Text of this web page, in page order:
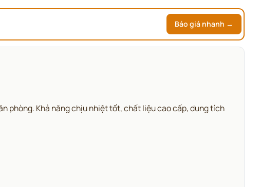
Báo giá nhanh →
phòng. Khả năng chịu nhiệt tốt, chất liệu cao cấp, dung tích